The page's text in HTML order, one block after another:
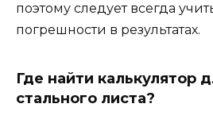
поэтому следует всегда
погрешности в результатах.
Где найти калькулятор
стального листа?